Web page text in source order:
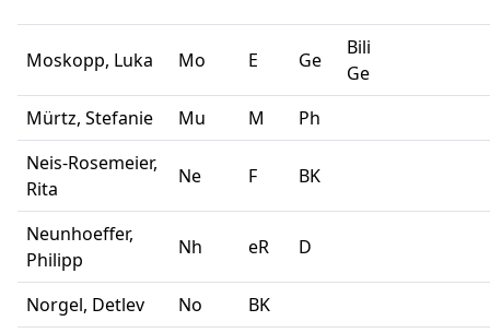
Moskopp, Luka Mo E Ge
Bili
Ge
Mürtz, Stefanie Mu M Ph
Neis-Rosemeier,
Rita
Ne F BK
Neunhoeffer,
Philipp
Nh eR D
Norgel, Detlev No BK